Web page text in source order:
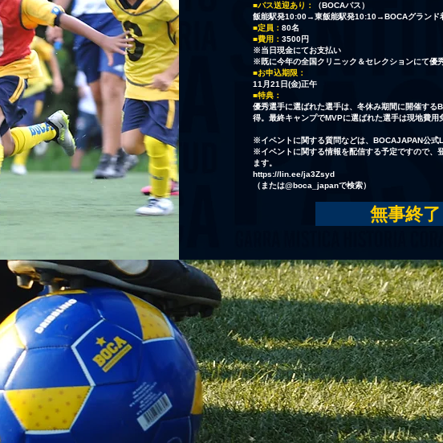
フィジカルの強化
的なシチュエーションで有利に運
めの新しい体の使い方を学ぶ
ジカルコーチによる専門的な指導
体力と運動能力を向上
メンタルの強化
メンタルの強化とハングリー精神を鍛
え、プラスαの力を引き出す
精神力を高め、試合での集中力や持続
と、最終セ
ると、アル
ー留学のチ
■バス送迎あり：
（BOCAバス）
飯能駅発10:00→東飯能駅発10:10→BOCAグランド
■定員： 80名
■費用： 3500円
​※当日現金にてお支払い
※既に今年の全国クリニック＆セレクションにて優
■お申込期限：
11月21日(金)正午
■特典：
優秀選手に選ばれた選手は、冬休み期間に開催す
得。最終キャンプでMVPに選ばれた選手は現地費用
​※イベントに関する質問などは、BOCAJAPAN公式
※イベントに関する情報を配信する予定ですので、
ます。
https://lin.ee/ja3Zsyd
（または@boca_japanで検索）
無事終